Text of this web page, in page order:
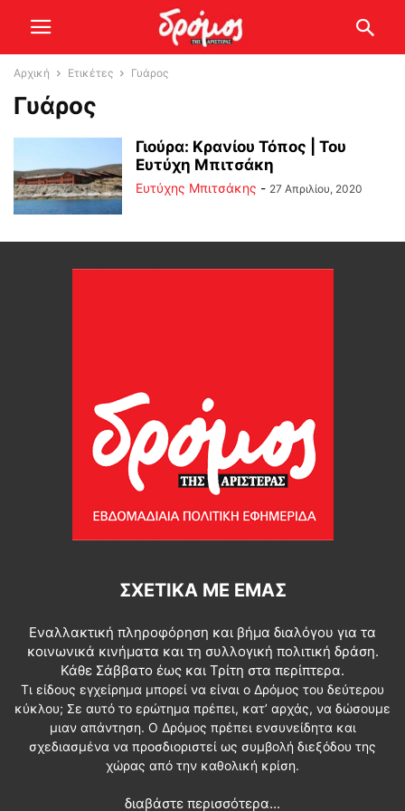
Αρχική Ετικέτες Γυάρος
Γυάρος
Γιούρα: Κρανίου Τόπος | Του
Ευτύχη Μπιτσάκη
Ευτύχης Μπιτσάκης - 27 Απριλίου, 2020
ΣΧΕΤΙΚΆ ΜΕ ΕΜΆΣ
Εναλλακτική πληροφόρηση και βήμα διαλόγου για τα
κοινωνικά κινήματα και τη συλλογική πολιτική δράση.
Κάθε Σάββατο έως και Τρίτη στα περίπτερα.
Τι είδους εγχείρημα μπορεί να είναι ο Δρόμος του δεύτερου
κύκλου; Σε αυτό το ερώτημα πρέπει, κατ’ αρχάς, να δώσουμε
μιαν απάντηση. Ο Δρόμος πρέπει ενσυνείδητα και
σχεδιασμένα να προσδιοριστεί ως συμβολή διεξόδου της
χώρας από την καθολική κρίση.
διαβάστε περισσότερα...